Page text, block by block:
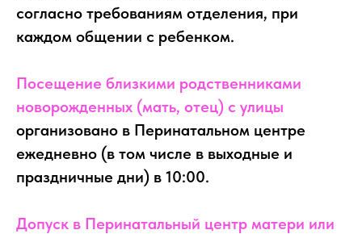
согласно требованиям отделения, при
каждом общении с ребенком.
Посещение близкими родственниками
новорожденных (мать, отец) с улицы
организовано в Перинатальном центре
ежедневно (в том числе в выходные и
праздничные дни) в 10:00.
Допуск в Перинатальный центр матери или